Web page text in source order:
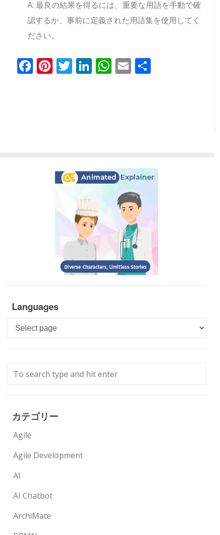
A: 最良の結果を得るには、重要な用語を手動で確
認するか、事前に定義された用語集を使用してく
ださい。
Facebook
Pinterest
Twitter
LinkedIn
WhatsApp
Email
Languages
Languages
カテゴリー
Agile
Agile Development
AI
AI Chatbot
ArchiMate